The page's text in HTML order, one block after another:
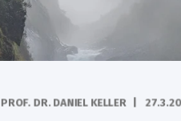
PROF. DR. DANIEL KELLER